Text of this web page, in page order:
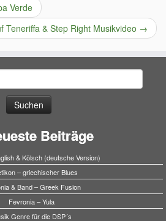
Verde
Teneriffa & Step Right Musikvideo →
Beiträge
& Kölsch (deutsche Version)
– griechischer Blues
& Band – Greek Fusion
Fevronia – Yula
Genre für die DSP´s